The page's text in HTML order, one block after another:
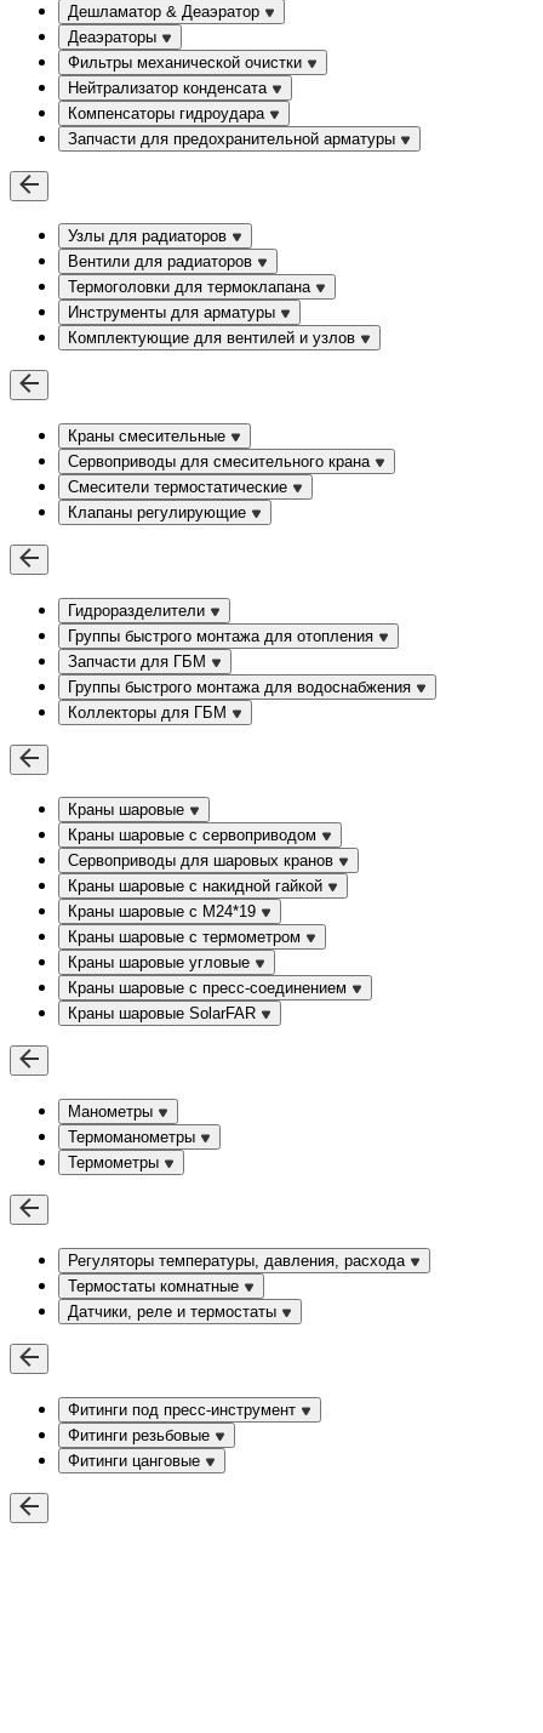
Дешламатор & Деаэратор
Деаэраторы
Фильтры механической очистки
Нейтрализатор конденсата
Компенсаторы гидроудара
Запчасти для предохранительной арматуры
Узлы для радиаторов
Вентили для радиаторов
Термоголовки для термоклапана
Инструменты для арматуры
Комплектующие для вентилей и узлов
Краны смесительные
Сервоприводы для смесительного крана
Смесители термостатические
Клапаны регулирующие
Гидроразделители
Группы быстрого монтажа для отопления
Запчасти для ГБМ
Группы быстрого монтажа для водоснабжения
Коллекторы для ГБМ
Краны шаровые
Краны шаровые с сервоприводом
Сервоприводы для шаровых кранов
Краны шаровые с накидной гайкой
Краны шаровые с М24*19
Краны шаровые с термометром
Краны шаровые угловые
Краны шаровые c пресс-соединением
Краны шаровые SolarFAR
Манометры
Термоманометры
Термометры
Регуляторы температуры, давления, расхода
Термостаты комнатные
Датчики, реле и термостаты
Фитинги под пресс-инструмент
Фитинги резьбовые
Фитинги цанговые